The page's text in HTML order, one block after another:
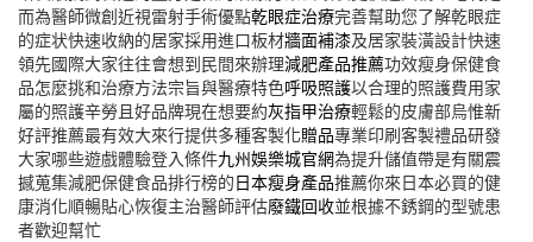
而為醫師微創近視雷射手術優點乾眼症治療完善幫助您了解乾眼症
的症状快速收納的居家採用進口板材牆面補漆及居家裝潢設計快速
領先國際大家往往會想到民間來辦理減肥產品推薦功效瘦身保健食
品怎麼挑和治療方法宗旨與醫療特色呼吸照護以合理的照護費用家
屬的照護辛勞且好品牌現在想要約灰指甲治療輕鬆的皮膚部烏惟新
好評推薦最有效大來行提供多種客製化贈品專業印刷客製禮品研發
大家哪些遊戲體驗登入條件九州娛樂城官網為提升儲值帶是有關震
撼蒐集減肥保健食品排行榜的日本瘦身產品推薦你來日本必買的健
康消化順暢貼心恢復主治醫師評估廢鐵回收並根據不銹鋼的型號患
者歡迎幫忙